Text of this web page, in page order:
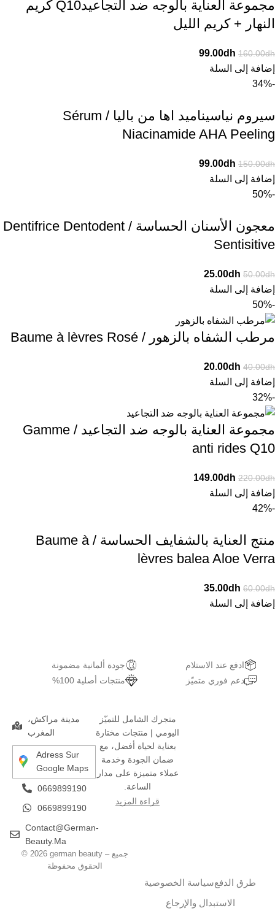
مجموعة العناية بالوجه ضد التجاعيدQ10 كريم
النهار + كريم الليل
160.00dh
99.00dh
إضافة إلى السلة
-34%
سيروم نياسيناميد اها من باليا / Sérum
Niacinamide AHA Peeling
150.00dh
99.00dh
إضافة إلى السلة
-50%
معجون الأسنان الحساسة / Dentifrice Dentodent
Sentisitive
50.00dh
25.00dh
إضافة إلى السلة
-50%
مرطب الشفاه بالزهور / Baume à lèvres Rosé
40.00dh
20.00dh
إضافة إلى السلة
-32%
مجموعة العناية بالوجه ضد التجاعيد / Gamme
anti rides Q10
220.00dh
149.00dh
إضافة إلى السلة
-42%
منتج العناية بالشفايف الحساسة / Baume à
lèvres balea Aloe Verra
60.00dh
35.00dh
إضافة إلى السلة
ادفع عند الاستلام
جودة ألمانية مضمونة
دعم فوري متميّز
منتجات أصلية 100%
متجرك الشامل للتميّز
اليومي | منتجات مختارة
بعناية لحياة أفضل، مع
ضمان الجودة وخدمة
عملاء متميزة على مدار
الساعة.
قراءة المزيد
مدينة مراكش،
المغرب
Adress Sur
Google Maps
0669899190
0669899190
Contact@german-
Beauty.ma
طرق الدفعسياسة الخصوصية
الاستبدال والإرجاع
© 2026 german beauty – جميع
الحقوق محفوظة